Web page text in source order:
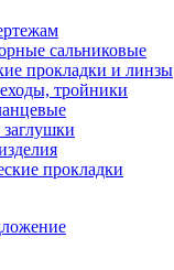
сальниковые
прокладки и линзы
тройники
прокладки